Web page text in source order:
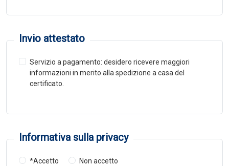
Invio attestato
Servizio a pagamento: desidero ricevere maggiori
informazioni in merito alla spedizione a casa del
certificato.
Informativa sulla privacy
*Accetto
Non accetto